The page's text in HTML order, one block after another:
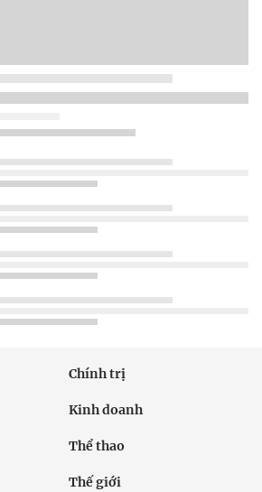
Chính trị
Kinh doanh
Thể thao
Thế giới